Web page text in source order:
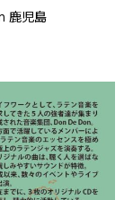
鹿児島